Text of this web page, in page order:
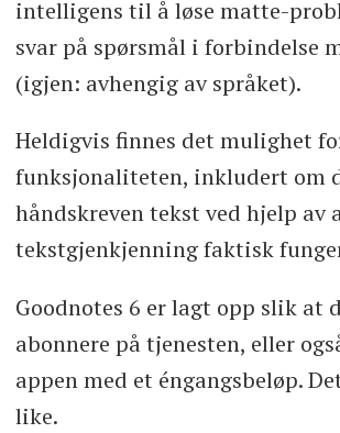
intelligens til å løse matte-
svar på spørsmål i forbindelse
(igjen: avhengig av språket).
Heldigvis finnes det mulighet
funksjonaliteten, inkludert om
håndskreven tekst ved hjelp av
tekstgjenkjenning faktisk
Goodnotes 6 er lagt opp slik at
abonnere på tjenesten, eller
appen med et éngangsbeløp.
like.